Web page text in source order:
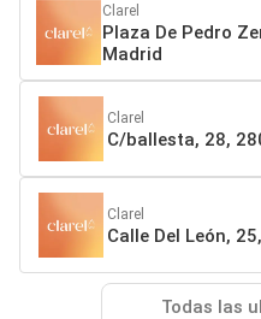
Clarel
Plaza De Pedro
Madrid
Clarel
C/ballesta, 28,
Clarel
Calle Del León,
Todas las